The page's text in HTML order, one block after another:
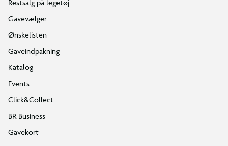
Restsalg på legetøj
Gavevælger
Ønskelisten
Gaveindpakning
Katalog
Events
Click&Collect
BR Business
Gavekort